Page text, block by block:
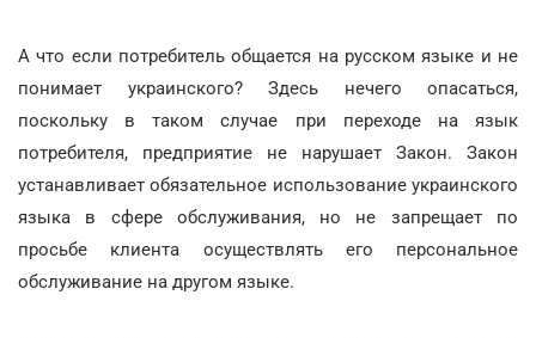
А что если потребитель общается на русском языке и не
понимает украинского? Здесь нечего опасаться,
поскольку в таком случае при переходе на язык
потребителя, предприятие не нарушает Закон. Закон
устанавливает обязательное использование украинского
языка в сфере обслуживания, но не запрещает по
просьбе клиента осуществлять его персональное
обслуживание на другом языке.